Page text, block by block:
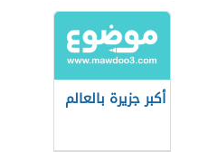
أكبر جزيرة بالعالم